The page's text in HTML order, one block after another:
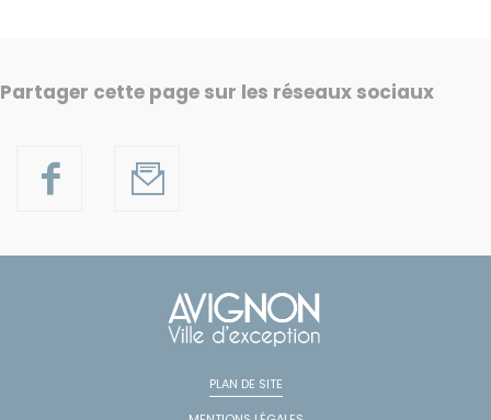
Partager cette page sur les réseaux sociaux
PLAN DE SITE